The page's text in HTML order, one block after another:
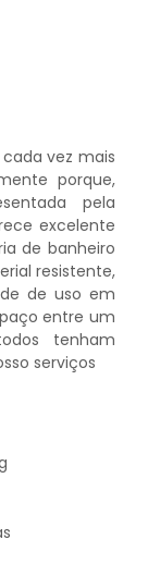
vez mais
porque,
pela
excelente
de banheiro
resistente,
de uso em
entre um
tenham
serviços